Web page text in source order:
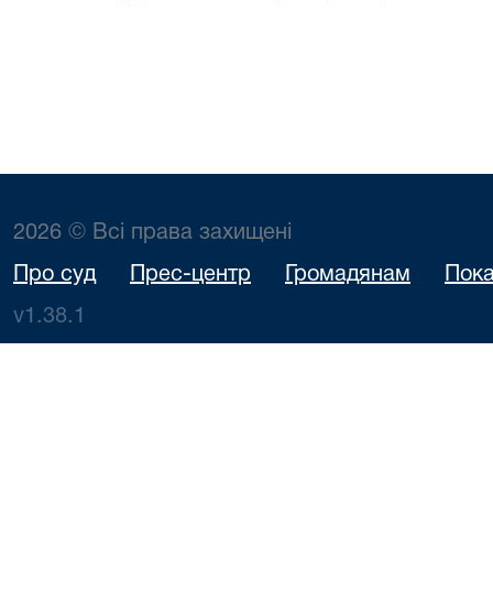
2026 © Всі права захищені
Про суд Прес-центр Громадянам
v1.38.1